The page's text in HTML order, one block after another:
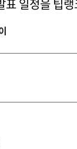
표 일정을 팁